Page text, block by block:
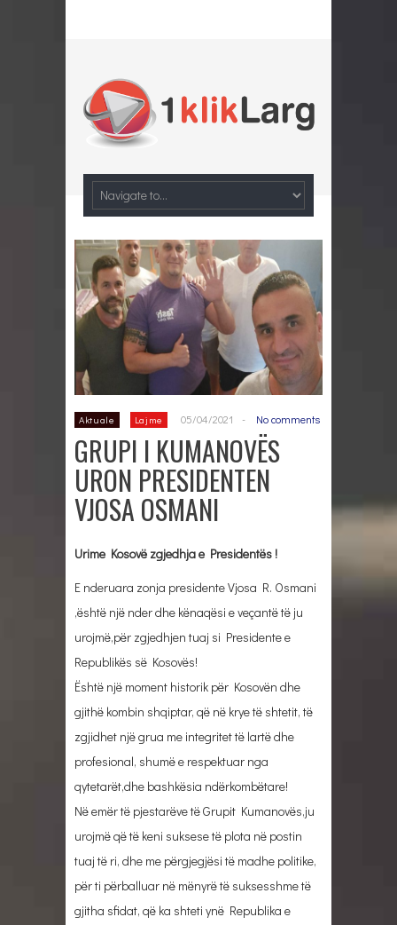
Aktuale Lajme 05/04/2021 - No comments
GRUPI I KUMANOVËS
URON PRESIDENTEN
VJOSA OSMANI
Urime Kosovë zgjedhja e Presidentës !
E nderuara zonja presidente Vjosa R. Osmani
,është një nder dhe kënaqësi e veçantë të ju
urojmë,për zgjedhjen tuaj si Presidente e
Republikës së Kosovës!
Është një moment historik për Kosovën dhe
gjithë kombin shqiptar, që në krye të shtetit, të
zgjidhet një grua me integritet të lartë dhe
profesional, shumë e respektuar nga
qytetarët,dhe bashkësia ndërkombëtare!
Në emër të pjestarëve të Grupit Kumanovës,ju
urojmë që të keni suksese të plota në postin
tuaj të ri, dhe me përgjegjësi të madhe politike,
për ti përballuar në mënyrë të suksesshme të
gjitha sfidat, që ka shteti ynë Republika e